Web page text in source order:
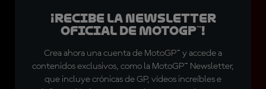
¡Recibe la Newsletter
oficial de MotoGP™!
Crea ahora una cuenta de MotoGP™ y accede a
contenidos exclusivos, como la MotoGP™ Newsletter,
que incluye crónicas de GP, vídeos increíbles e